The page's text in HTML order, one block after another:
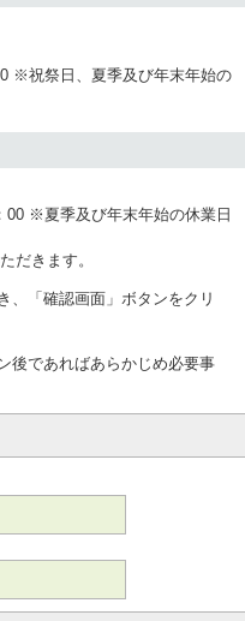
※祝祭日、夏季及び年末年始の
00 ※夏季及び年末年始の休業日
だきます。
、「確認画面」ボタンをクリ
後であればあらかじめ必要事